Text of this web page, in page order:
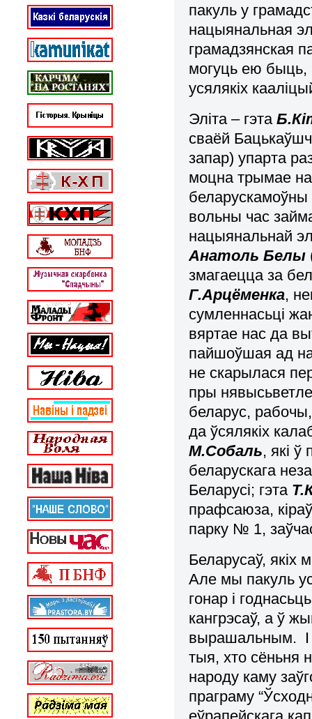
пакуль у
нацыянальная
грамадзянская
могуць ею быць,
усялякіх
Эліта – гэта
сваёй
запар) упарта
моцна трымае
беларускамоўны
вольны час
нацыянальнай
Анатоль Белы
змагаецца за
Г.Арцёменка,
сумленнасьці
вяртае нас да
пайшоўшая ад
не скарылася
пры
беларус,
да ўсялякіх
М.Собаль, які ў
беларускага
Беларусі; гэта
прафсаюза,
парку № 1,
Беларусаў, якіх
Але мы пакуль
гонар і
кангрэсаў, а ў
вырашальным. І
тыя, хто сёньня
народу каму
праграму